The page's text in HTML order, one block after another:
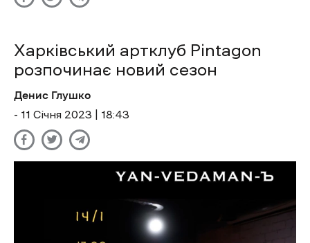
Харківський артклуб Pintagon
розпочинає новий сезон
Денис Глушко
- 11 Січня 2023 | 18:43